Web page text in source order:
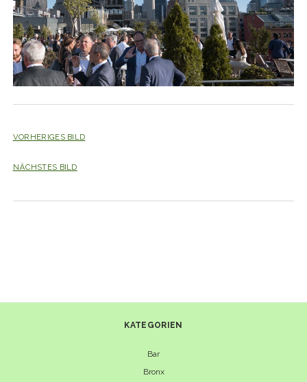
VORHERIGES BILD
NÄCHSTES BILD
KATEGORIEN
Bar
Bronx